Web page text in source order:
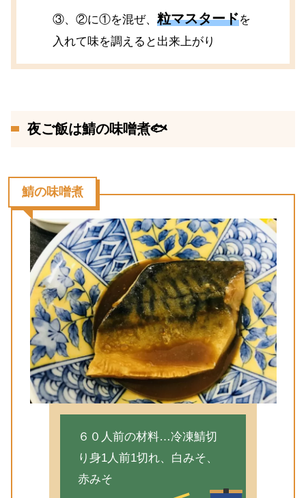
③、②に①を混ぜ、粒マスタードを
入れて味を調えると出来上がり
夜ご飯は鯖の味噌煮🐟
鯖の味噌煮
６０人前の材料…冷凍鯖切
り身1人前1切れ、白みそ、
赤みそ